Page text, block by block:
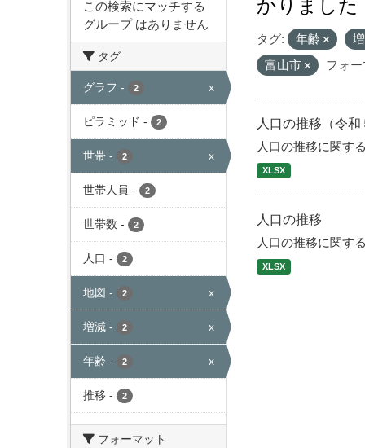
この検索にマッチする
グループ はありません
タグ
グラフ - 2 x
ピラミッド - 2
世帯 - 2 x
世帯人員 - 2
世帯数 - 2
人口 - 2
地図 - 2 x
増減 - 2 x
年齢 - 2 x
推移 - 2
フォーマット
かりました
タグ: 年齢
富山市
フォ
人口の推移（令和
人口の推移に関す
XLSX
人口の推移
人口の推移に関す
XLSX